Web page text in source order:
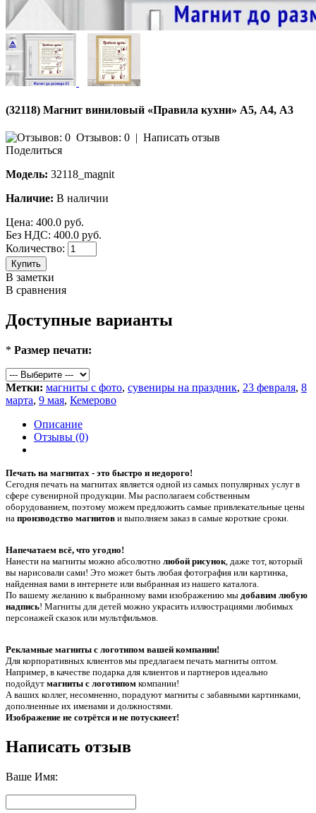
(32118) Магнит виниловый «Правила кухни» А5, А4, А3
Отзывов: 0 | Написать отзыв
Поделиться
Модель: 32118_magnit
Наличие: В наличии
Цена: 400.0 руб.
Без НДС: 400.0 руб.
Количество:
Купить
В заметки
В сравнения
Доступные варианты
* Размер печати:
Метки: магниты с фото, сувениры на праздник, 23 февраля, 8
марта, 9 мая, Кемерово
Описание
Отзывы (0)
Печать на магнитах - это быстро и недорого!
Сегодня печать на магнитах является одной из самых популярных услуг в
сфере сувенирной продукции. Мы располагаем собственным
оборудованием, поэтому можем предложить самые привлекательные цены
на производство магнитов и выполняем заказ в самые короткие сроки.
Напечатаем всё, что угодно!
Нанести на магниты можно абсолютно любой рисунок, даже тот, который
вы нарисовали сами! Это может быть любая фотография или картинка,
найденная вами в интернете или выбранная из нашего каталога.
По вашему желанию к выбранному вами изображению мы добавим любую
надпись! Магниты для детей можно украсить иллюстрациями любимых
персонажей сказок или мультфильмов.
Рекламные магниты с логотипом вашей компании!
Для корпоративных клиентов мы предлагаем печать магниты оптом.
Например, в качестве подарка для клиентов и партнеров идеально
подойдут магниты с логотипом компании!
А ваших коллег, несомненно, порадуют магниты с забавными картинками,
дополненные их именами и должностями.
Изображение не сотрётся и не потускнеет!
Написать отзыв
Ваше Имя: